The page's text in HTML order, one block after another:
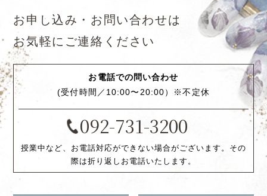
お申し込み・お問い合わせは
お気軽にご連絡ください
お電話での問い合わせ
(受付時間／10:00〜20:00）※不定休
092-731-3200
授業中など、お電話対応ができない場合がございます。その
際は折り返しお電話いたします。